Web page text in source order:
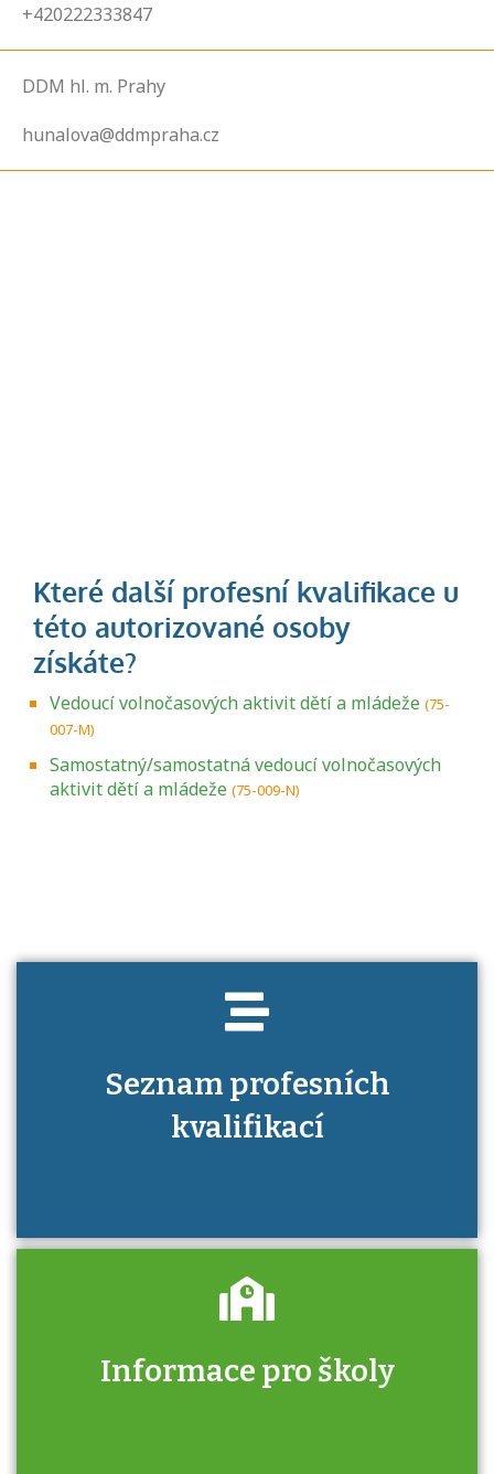
+420222333847
DDM hl. m. Prahy
hunalova@ddmpraha.cz
Vedoucí volnočasových aktivit dětí a mládeže (75-
007-M)
Samostatný/samostatná vedoucí volnočasových
aktivit dětí a mládeže (75-009-N)
Seznam profesních
kvalifikací
Projděte si seznam profesních kvalifikací.
Informace pro školy
Zjistěte, jak se přihlásit ke zkoušce a kde